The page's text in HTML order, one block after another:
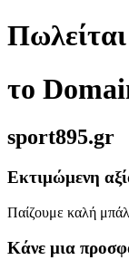
Πωλείται
το
sport895.gr
Εκτιμώμενη
Παίζουμε καλή
Κάνε μια